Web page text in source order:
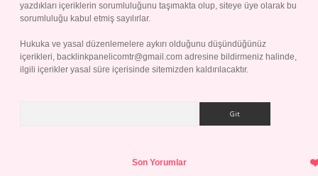
yazdıkları içeriklerin sorumluluğunu taşımakta olup, siteye üye olarak bu
sorumluluğu kabul etmiş sayılırlar.
Hukuka ve yasal düzenlemelere aykırı olduğunu düşündüğünüz
içerikleri, backlinkpanelicomtr@gmail.com adresine bildirmeniz halinde,
ilgili içerikler yasal süre içerisinde sitemizden kaldırılacaktır.
Son Yorumlar